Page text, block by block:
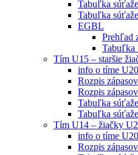
Tabuľka
Tabuľka
EGBL
Prehľad
Tabuľka
Tím U15 – staršie
info o tíme
Rozpis
Rozpis
Tabuľka
Tabuľka
Tím U14 – žiačky
info o tíme
Rozpis